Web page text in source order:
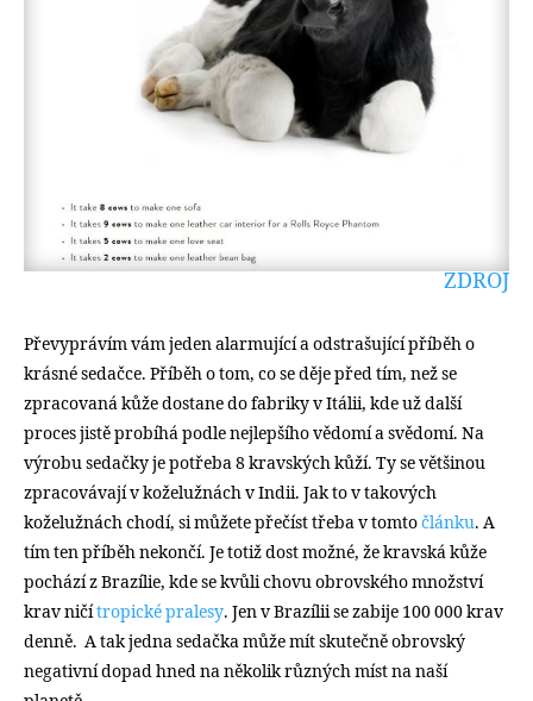
ZDROJ
Převyprávím vám jeden alarmující a odstrašující příběh o
krásné sedačce. Příběh o tom, co se děje před tím, než se
zpracovaná kůže dostane do fabriky v Itálii, kde už další
proces jistě probíhá podle nejlepšího vědomí a svědomí. Na
výrobu sedačky je potřeba 8 kravských kůží. Ty se většinou
zpracovávají v koželužnách v Indii. Jak to v takových
koželužnách chodí, si můžete přečíst třeba v tomtočlánku. A
tím ten příběh nekončí. Je totiž dost možné, že kravská kůže
pochází z Brazílie, kde se kvůli chovu obrovského množství
krav ničítropické pralesy. Jen v Brazílii se zabije 100 000 krav
denně. A tak jedna sedačka může mít skutečně obrovský
negativní dopad hned na několik různých míst na naší